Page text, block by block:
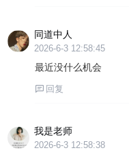
同道中人
2026-6-3 12:58:45
最近没什么机会
回复
我是老师
2026-6-3 12:58:38